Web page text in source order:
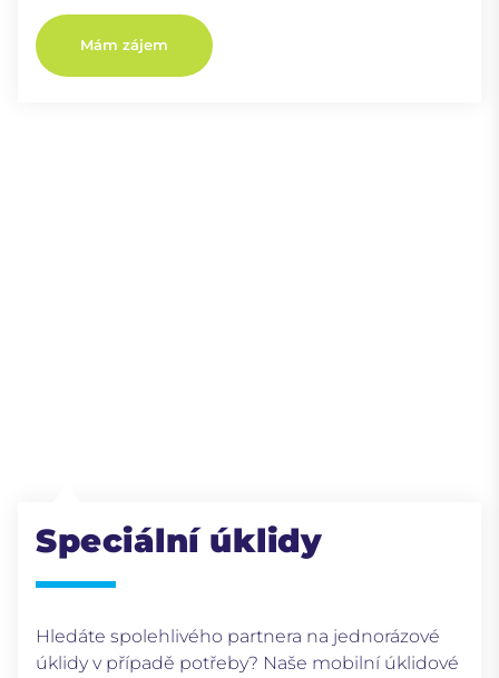
Mám zájem
Speciální úklidy
Hledáte spolehlivého partnera na jednorázové
úklidy v případě potřeby? Naše mobilní úklidové